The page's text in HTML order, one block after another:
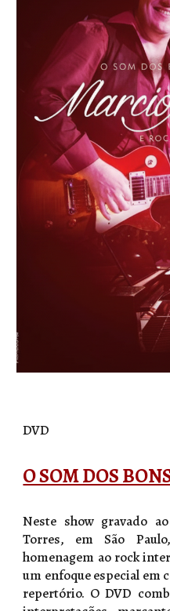
DVD
O SOM DOS
Neste show gravado
Torres, em São
homenagem ao rock
um enfoque especial em
repertório. O DVD